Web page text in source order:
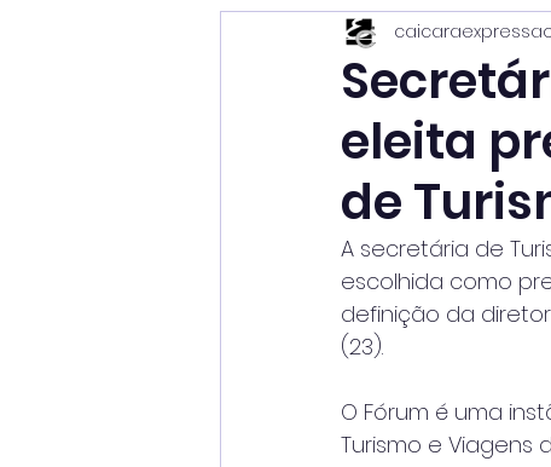
Página2 Itanhaém
eleita
de
A secretária de
escolhida como
definição da
(23).
O Fórum é uma
Turismo e Viagens